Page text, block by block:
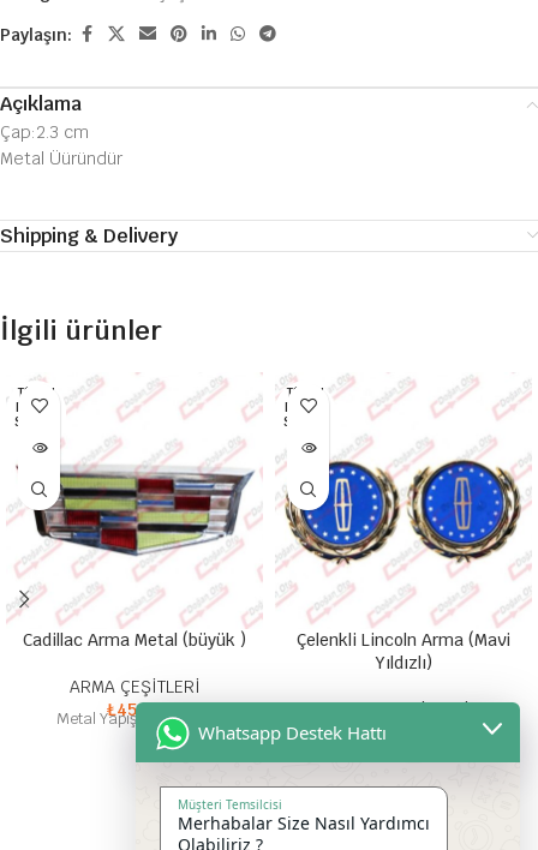
Paylaşın:
Açıklama
Çap:2.3 cm
Metal Üüründür
Shipping & Delivery
İlgili ürünler
TÜKEN
DI HEP
SI SATI
Cadillac Arma Metal (büyük )
ARMA ÇEŞİTLERİ
₺45,00
Metal Yapışkanlı Arma
TÜKEN
DI HEP
SI SATI
Çelenkli Lincoln Arma (Mavi
Yıldızlı)
₺100,00
Yuvarlak Zamak Çelenkli Lincoln
Mavi Yıldızlı
Whatsapp Destek Hattı
Müşteri Temsilcisi
Merhabalar Size Nasıl Yardımcı
Olabiliriz ?